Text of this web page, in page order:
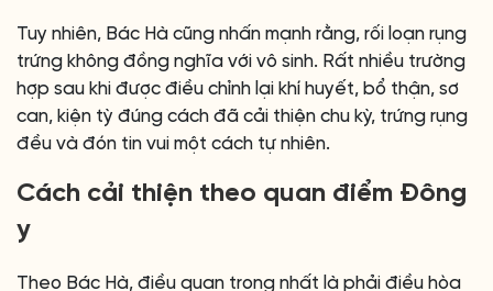
Tuy nhiên, Bác Hà cũng nhấn mạnh rằng, rối loạn rụng
trứng không đồng nghĩa với vô sinh. Rất nhiều trường
hợp sau khi được điều chỉnh lại khí huyết, bổ thận, sơ
can, kiện tỳ đúng cách đã cải thiện chu kỳ, trứng rụng
đều và đón tin vui một cách tự nhiên.
Cách cải thiện theo quan điểm Đông
y
Theo Bác Hà, điều quan trọng nhất là phải điều hòa